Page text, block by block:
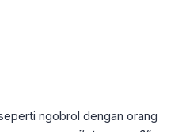
ngobrol dengan orang